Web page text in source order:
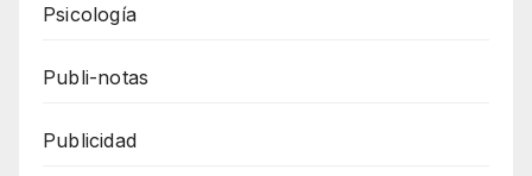
Psicología
Publi-notas
Publicidad